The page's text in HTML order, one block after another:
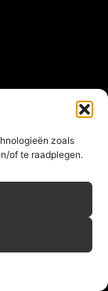
zoals
of te raadplegen.